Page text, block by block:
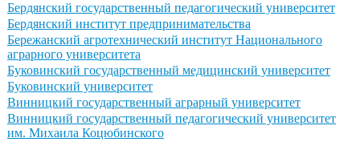
Бердянский государственный педагогический университет
Бердянский институт предпринимательства
Бережанский агротехнический институт Национального
аграрного университета
Буковинский государственный медицинский университет
Буковинский университет
Винницкий государственный аграрный университет
Винницкий государственный педагогический университет
им. Михаила Коцюбинского